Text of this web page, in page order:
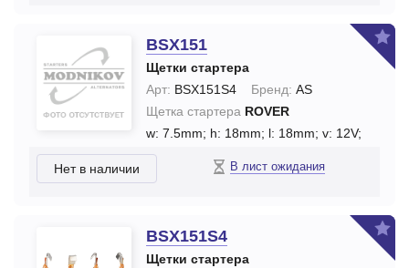
BSX151
Щетки стартера
Арт: BSX151S4 Бренд: AS
Щетка стартера ROVER
w: 7.5mm; h: 18mm; l: 18mm; v: 12V;
Нет в наличии В лист ожидания
BSX151S4
Щетки стартера